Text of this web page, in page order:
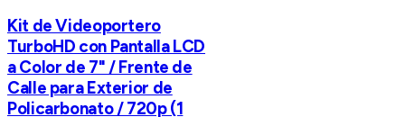
Kit de Videoportero
TurboHD con Pantalla LCD
a Color de 7" / Frente de
Calle para Exterior de
Policarbonato / 720p (1